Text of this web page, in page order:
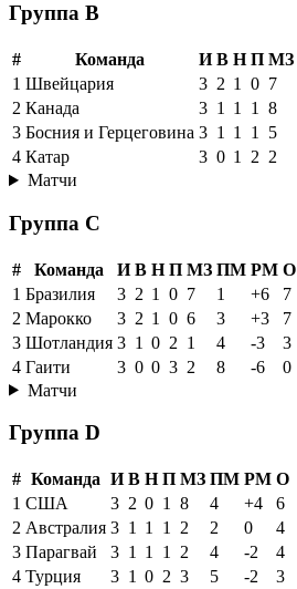
Группа B
# Команда И В Н П МЗ
1 Швейцария 3 2 1 0 7
2 Канада 3 1 1 1 8
3 Босния и Герцеговина 3 1 1 1 5
4 Катар 3 0 1 2 2
Матчи
Группа C
# Команда И В Н П МЗ ПМ РМ О
1 Бразилия 3 2 1 0 7 1 +6
7
2 Марокко 3 2 1 0 6 3 +3
7
3 Шотландия 3 1 0 2 1 4 -3
3
4 Гаити 3 0 0 3 2 8 -6
0
Матчи
Группа D
# Команда И В Н П МЗ ПМ РМ О
1 США 3 2 0 1 8 4 +4
6
2 Австралия 3 1 1 1 2 2 0
4
3 Парагвай 3 1 1 1 2 4 -2
4
4 Турция 3 1 0 2 3 5 -2
3